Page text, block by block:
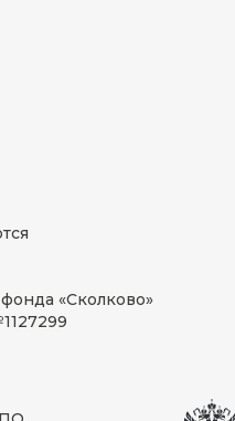
«Сколково»